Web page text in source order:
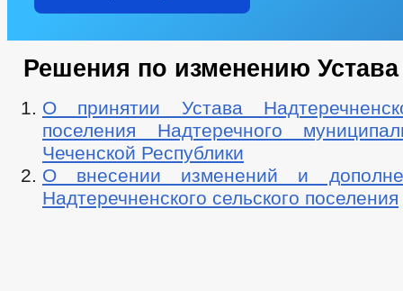
Решения по изменению Устава
О принятии Устава
поселения Надтеречного
Чеченской Республики
О внесении изменений и
Надтеречненского сельского поселения